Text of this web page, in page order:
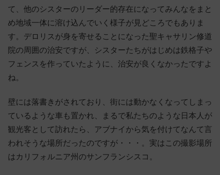
て、他のシスターのリーダー的存在になってみんなをまと
め地域一体に溶け込んでいく様子が見どころでもありま
す。デロリスが身を寄せることになった聖キャサリン修道
院の周囲の治安ですが、シスターたちがはじめは鉄格子や
フェンスを作っていたように、治安が良くなかったですよ
ね。
壁には落書きがされており、街には動かなくなってしまっ
ているような車も置かれ、まるで私たちのような日本人が
観光客として訪れたら、アブナイから気を付けてなんて言
われそうな場所だったのですが・・・。実はこの撮影場所
はカリフォルニア州のサンフランシスコ。